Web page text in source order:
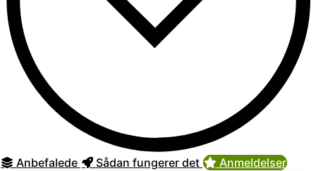
Anbefalede Sådan fungerer det Anmeldelser